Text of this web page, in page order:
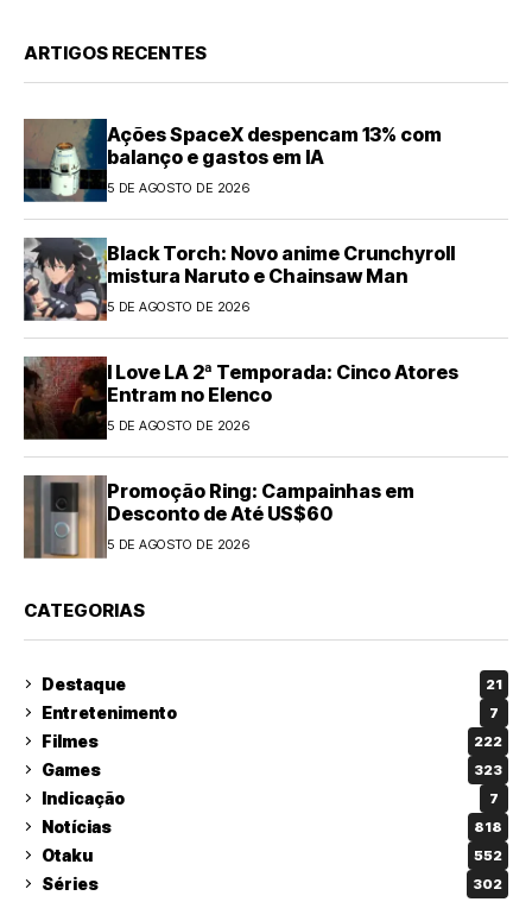
ARTIGOS RECENTES
Ações SpaceX despencam 13% com
balanço e gastos em IA
5 DE AGOSTO DE 2026
Black Torch: Novo anime Crunchyroll
mistura Naruto e Chainsaw Man
5 DE AGOSTO DE 2026
I Love LA 2ª Temporada: Cinco Atores
Entram no Elenco
5 DE AGOSTO DE 2026
Promoção Ring: Campainhas em
Desconto de Até US$60
5 DE AGOSTO DE 2026
CATEGORIAS
Destaque 21
Entretenimento 7
Filmes 222
Games 323
Indicação 7
Notícias 818
Otaku 552
Séries 302